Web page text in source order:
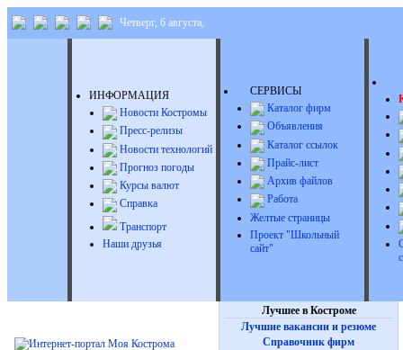
Четверг, 6 августа,
ИНФОРМАЦИЯ
Новости Костромы
Пресс-релизы
Новости технологий
Прогноз погоды
Курсы валют
Справка
Транспорт
Наши друзья
СЕРВИСЫ
Каталог фирм
Объявления
Каталог ссылок
Прайс-лист
Архив файлов
Работа
Желтые страницы
Проект "Школьный
сайт"
Лучшее в Костроме
Лучшие вакансии и резюме
Справочник фирм